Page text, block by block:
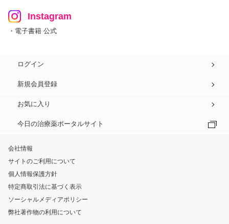
Instagram
・電子書籍 公式
ログイン
新規会員登録
お気に入り
今日の治療薬ポータルサイト
会社情報
サイトのご利用について
個人情報保護方針
特定商取引法に基づく表示
ソーシャルメディアポリシー
弊社著作物の利用について